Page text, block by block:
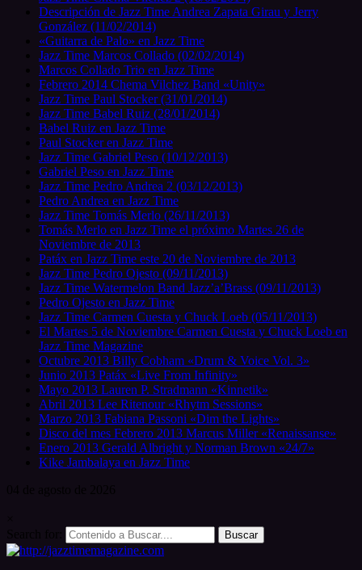
Descripción de Jazz Time Andrea Zapata Girau y Jerry
González (11/02/2014)
«Guitarra de Palo» en Jazz Time
Jazz Time Marcos Collado (02/02/2014)
Marcos Collado Trio en Jazz Time
Febrero 2014 Chema Vilchez Band «Unity»
Jazz Time Paul Stocker (31/01/2014)
Jazz Time Babel Ruiz (28/01/2014)
Babel Ruiz en Jazz Time
Paul Stocker en Jazz Time
Jazz Time Gabriel Peso (10/12/2013)
Gabriel Peso en Jazz Time
Jazz Time Pedro Andrea 2 (03/12/2013)
Pedro Andrea en Jazz Time
Jazz Time Tomás Merlo (26/11/2013)
Tomás Merlo en Jazz Time el próximo Martes 26 de
Noviembre de 2013
Patáx en Jazz Time este 20 de Noviembre de 2013
Jazz Time Pedro Ojesto (09/11/2013)
Jazz Time Watermelon Band Jazz’a’Brass (09/11/2013)
Pedro Ojesto en Jazz Time
Jazz Time Carmen Cuesta y Chuck Loeb (05/11/2013)
El Martes 5 de Noviembre Carmen Cuesta y Chuck Loeb en
Jazz Time Magazine
Octubre 2013 Billy Cobham «Drum & Voice Vol. 3»
Junio 2013 Patáx «Live From Infinity»
Mayo 2013 Lauren P. Stradmann «Kinnetik»
Abril 2013 Lee Ritenour «Rhytm Sessions»
Marzo 2013 Fabiana Passoni «Dim the Lights»
Disco del mes Febrero 2013 Marcus Miller «Renaissanse»
Enero 2013 Gerald Albright y Norman Brown «24/7»
Kike Jambalaya en Jazz Time